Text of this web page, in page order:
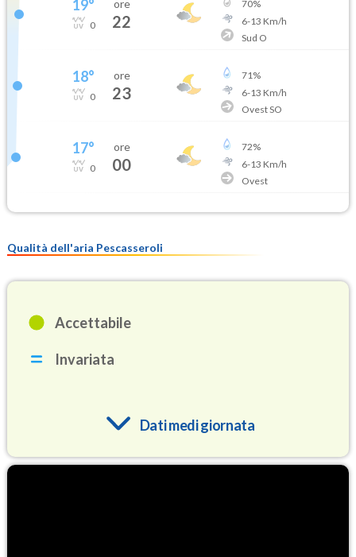
19°
0
ore
22
70%
6-13 Km/h
Sud O
18°
0
ore
23
71%
6-13 Km/h
Ovest SO
17°
0
ore
00
72%
6-13 Km/h
Ovest
Qualità dell'aria Pescasseroli
Accettabile
Invariata
Dati medi giornata